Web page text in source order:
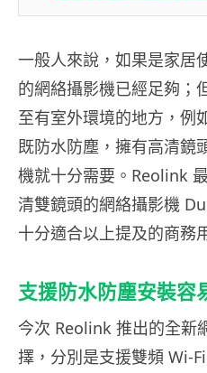
一般人來說，如果是家居
的網絡攝影機已經足夠；
至有室外環境的地方，例
既防水防塵，擁有高清鏡
機就十分需要。Reolink
清雙鏡頭的網絡攝影機
十分適合以上提及的商務
支援防水防塵安裝容
今次 Reolink 推出的全新
擇，分別是支援雙頻 Wi-